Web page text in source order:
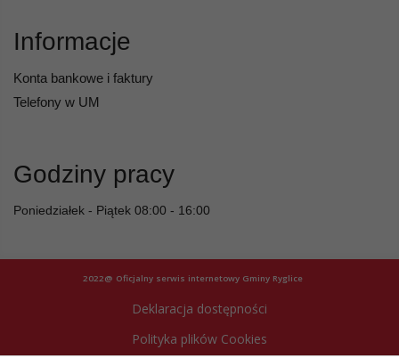
Informacje
Konta bankowe i faktury
Telefony w UM
Godziny pracy
Poniedziałek - Piątek 08:00 - 16:00
2022@ Oficjalny serwis internetowy Gminy Ryglice
Deklaracja dostępności
Polityka plików Cookies